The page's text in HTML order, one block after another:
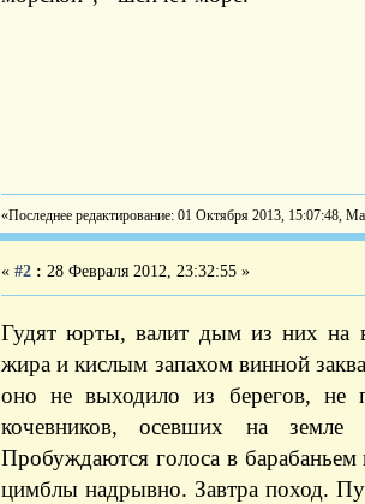
«Последнее редактирование: 01 Октября 2013, 15:07:48,
« #2 : 28 Февраля 2012, 23:32:55 »
Гудят юрты, валит дым из них на
жира и кислым запахом винной
оно не выходило из берегов, не
кочевников, осевших на
Пробуждаются голоса в
цимблы надрывно. Завтра поход.